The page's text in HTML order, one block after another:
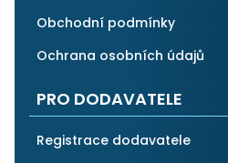
Obchodní podmínky
Ochrana osobních údajů
PRO DODAVATELE
Registrace dodavatele